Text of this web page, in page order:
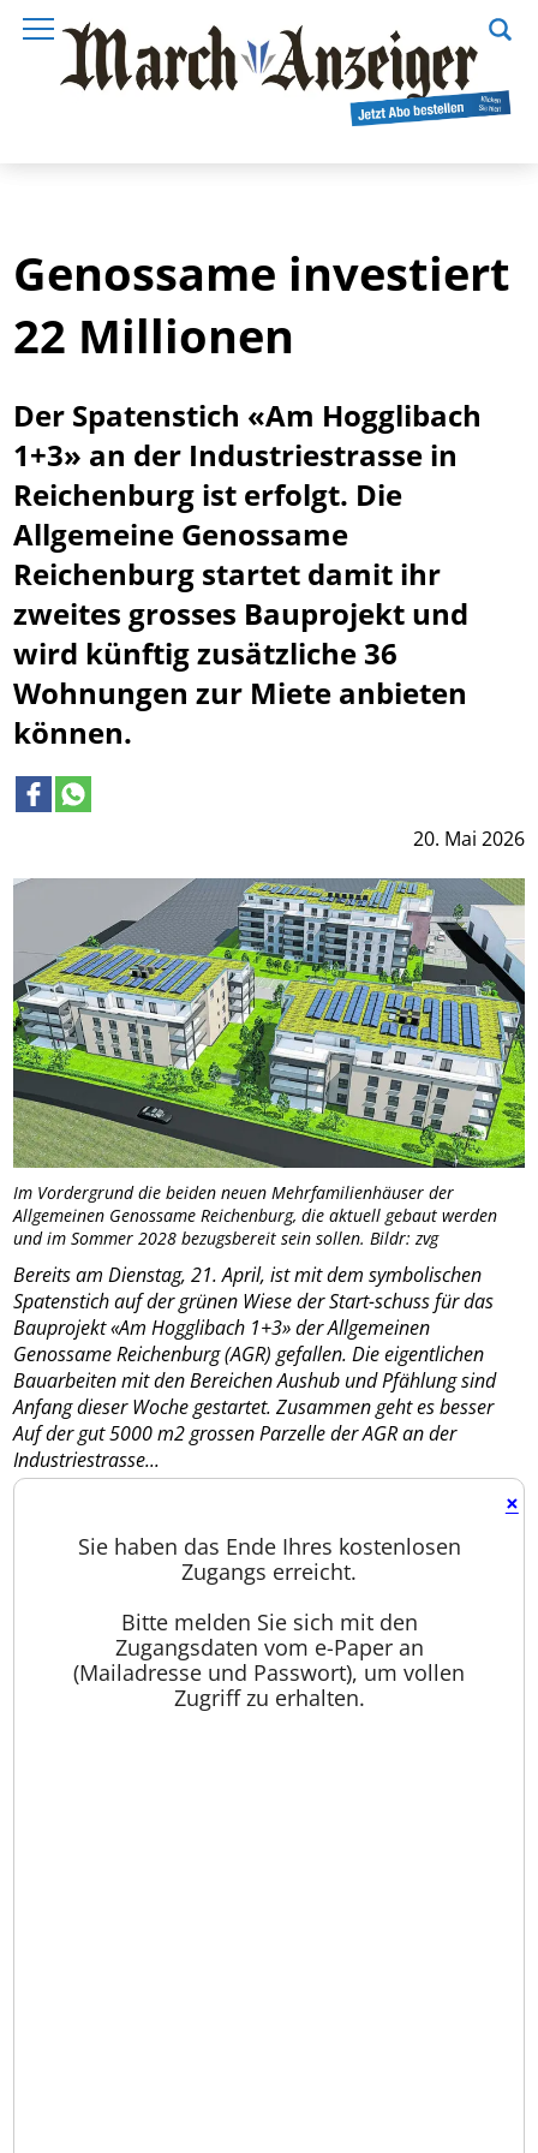
Im Vordergrund die beiden neuen Mehrfamilienhäuser der
Allgemeinen Genossame Reichenburg, die aktuell gebaut werden
und im Sommer 2028 bezugsbereit sein sollen. Bildr: zvg
20. Mai 2026
Genossame investiert
22 Millionen
Der Spatenstich «Am Hogglibach
1+3» an der Industriestrasse in
Reichenburg ist erfolgt. Die
Allgemeine Genossame
Reichenburg startet damit ihr
zweites grosses Bauprojekt und
wird künftig zusätzliche 36
Wohnungen zur Miete anbieten
können.
Bereits am Dienstag, 21. April, ist mit dem symbolischen
Spatenstich auf der grünen Wiese der Start-schuss für das
Bauprojekt «Am Hogglibach 1+3» der Allgemeinen
Genossame Reichenburg (AGR) gefallen. Die eigentlichen
Bauarbeiten mit den Bereichen Aushub und Pfählung sind
Anfang dieser Woche gestartet. Zusammen geht es besser
Auf der gut 5000 m2 grossen Parzelle der AGR an der
Industriestrasse...
×
Sie haben das Ende Ihres kostenlosen
Zugangs erreicht.
Bitte melden Sie sich mit den
Zugangsdaten vom e-Paper an
(Mailadresse und Passwort), um vollen
Zugriff zu erhalten.